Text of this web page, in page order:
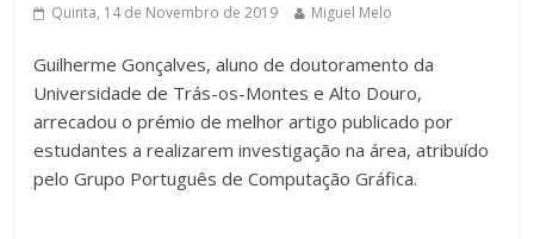
Quinta, 14 de Novembro de 2019 Miguel Melo
Guilherme Gonçalves, aluno de doutoramento da
Universidade de Trás-os-Montes e Alto Douro,
arrecadou o prémio de melhor artigo publicado por
estudantes a realizarem investigação na área, atribuído
pelo Grupo Português de Computação Gráfica.